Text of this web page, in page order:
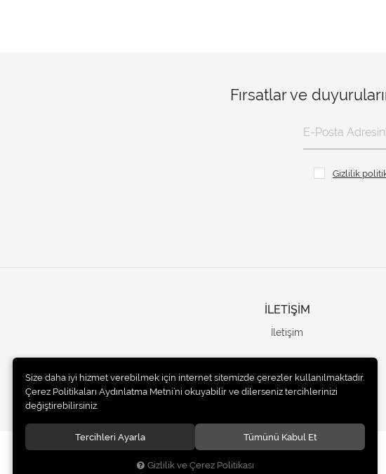
Fırsatlar ve
Gizlilik
İLETİŞİM
İletişim
Size daha iyi hizmet verebilmek için internet sitemizde çerezler kullanılmaktadır.
Çerez Politikaları Aydınlatma Metni’ni okuyabilir ve dilerseniz tercihlerinizi
değiştirebilirsiniz.
Tercihleri Ayarla Tümünü Kabul Et
Gizlilik ve Çerez Politikası